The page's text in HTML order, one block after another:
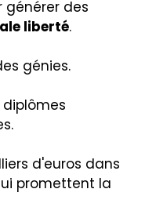
générer des
liberté.
génies.
d'euros dans
promettent la